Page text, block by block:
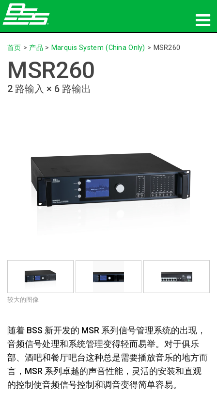
产品
网络音频传输
哪里购买
我们的历史
首页 > 产品 > Marquis System (China Only) > MSR260
MSR260
2 路输入 × 6 路输出
较大的图像
随着 BSS 新开发的 MSR 系列信号管理系统的出现，
音频信号处理和系统管理变得轻而易举。对于俱乐
部、酒吧和餐厅吧台这种总是需要播放音乐的地方而
言，MSR 系列卓越的声音性能，灵活的安装和直观
的控制使音频信号控制和调音变得简单容易。